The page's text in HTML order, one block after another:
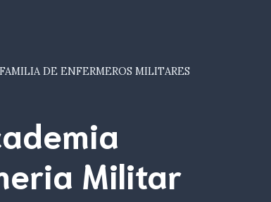
DE ENFERMEROS MILITARES
Militar